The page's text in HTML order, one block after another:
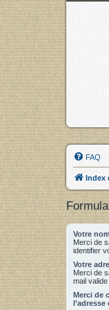
FAQ
Index
Votre
Merci de
identifier
Votre
Merci de
mail
Merci de
l’adresse